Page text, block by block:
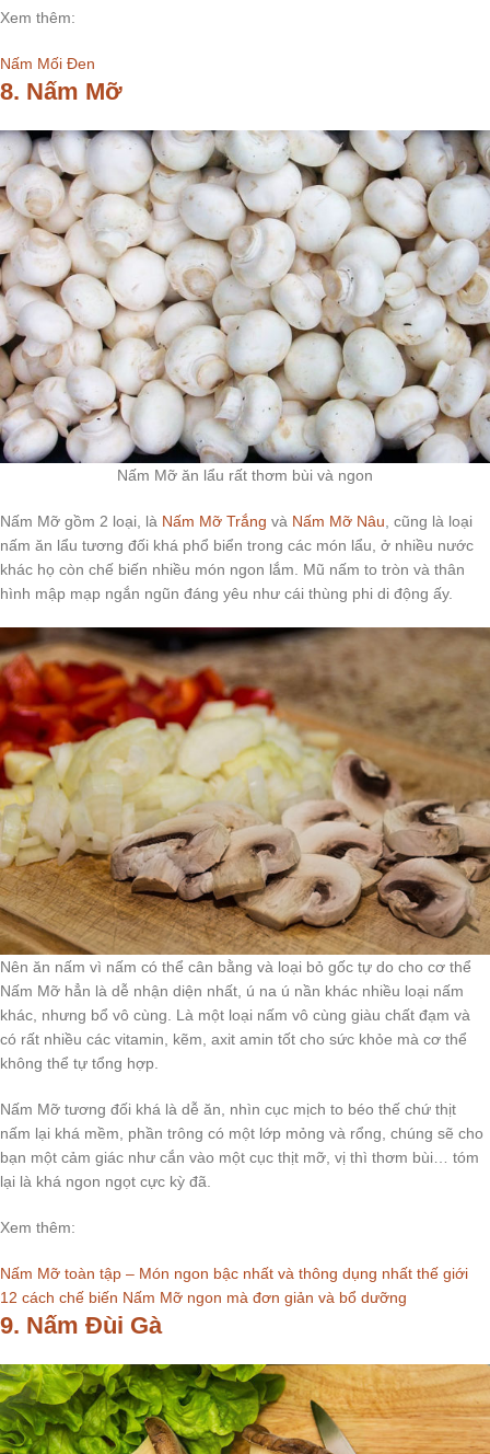
Xem thêm:
Nấm Mối Đen
8. Nấm Mỡ
Nấm Mỡ ăn lẩu rất thơm bùi và ngon
Nấm Mỡ gồm 2 loại, là Nấm Mỡ Trắng và Nấm Mỡ Nâu, cũng là loại
nấm ăn lẩu tương đối khá phổ biển trong các món lẩu, ở nhiều nước
khác họ còn chế biến nhiều món ngon lắm. Mũ nấm to tròn và thân
hình mập mạp ngắn ngũn đáng yêu như cái thùng phi di động ấy.
Nên ăn nấm vì nấm có thể cân bằng và loại bỏ gốc tự do cho cơ thể
Nấm Mỡ hẳn là dễ nhận diện nhất, ú na ú nần khác nhiều loại nấm
khác, nhưng bổ vô cùng. Là một loại nấm vô cùng giàu chất đạm và
có rất nhiều các vitamin, kẽm, axit amin tốt cho sức khỏe mà cơ thể
không thể tự tổng hợp.
Nấm Mỡ tương đối khá là dễ ăn, nhìn cục mịch to béo thế chứ thịt
nấm lại khá mềm, phần trông có một lớp mỏng và rổng, chúng sẽ cho
bạn một cảm giác như cắn vào một cục thịt mỡ, vị thì thơm bùi… tóm
lại là khá ngon ngọt cực kỳ đã.
Xem thêm:
Nấm Mỡ toàn tập – Món ngon bậc nhất và thông dụng nhất thế giới
12 cách chế biến Nấm Mỡ ngon mà đơn giản và bổ dưỡng
9. Nấm Đùi Gà